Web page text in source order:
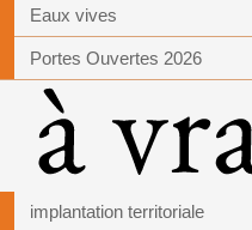
Eaux vives
Portes Ouvertes 2026
implantation territoriale